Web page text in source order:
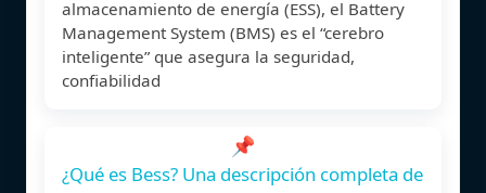
almacenamiento de energía (ESS), el Battery
Management System (BMS) es el “cerebro
inteligente” que asegura la seguridad,
confiabilidad
📌
¿Qué es Bess? Una descripción completa de